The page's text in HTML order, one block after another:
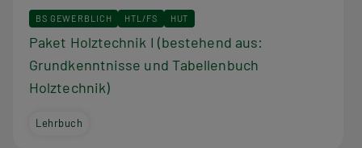
BS GEWERBLICH HTL/FS HUT
Paket Holztechnik I (bestehend aus:
Grundkenntnisse und Tabellenbuch
Holztechnik)
Lehrbuch